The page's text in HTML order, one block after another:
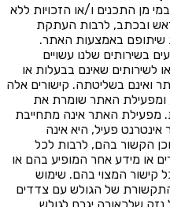
מן התכנים ו/או הזכויות ללא
ובכתב, לרבות העתקת
שיתופם באמצעות האתר.
בשירותים שלנו עשויים
לשירותים שאינם בבעלות או
ואינם בשליטתה. קישורים אלה
ומפעילת האתר שומרת את
האתר אינה מתחייבת
אינטרנט פעיל, היא אינה
הקשור בהם, לרבות לכל
או מידע אחר המופיע בהם או
קישור המצוי בהם. שימוש
של הגולש עם צדדים
שלכאורה יגרם לגולש